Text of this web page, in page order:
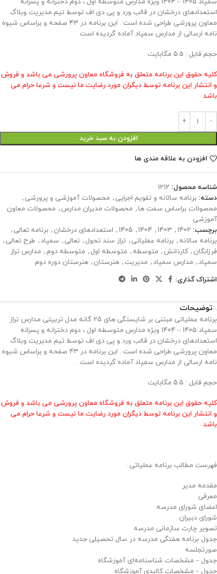
سمپاد 1405 – 1404 ویژه مدارس متوسطه اول ، دوم دخترانه و پسرانه
استعدادهای درخشان در قالب ورد و پی دی اف توسط تیم مدیریت وبلاگ
معاون پرورشی طراحی شده است . این برنامه در 43 صفحه و براساس شیوه
نامه ارسالی از مدارس سمپاد آماده گردیده است .
حجم فايل : 5.5 مگابايت
کلیه حقوق این برنامه متعلق به فروشگاه معاون پرورشی می باشد و فروش
و انتشار این برنامه توسط دیگران مورد رضایت ما نیست و شرعا حرام می
باشد .
افزودن به سبد خرید
افزودن به علاقه مندی ها
شناسه محصول: 1212
دسته: برنامه سالانه و تقویم اجرایی , محصولات آموزشی و پرورشی ,
محصولات براساس سمت ها, محصولات مدیران مدارس , محصولات معاون
آموزشی
برچسب: 1402
,
1403
,
1404
,
1405
, استعدادهای درخشان , برنامه تعالی ,
برنامه سالانه , برنامه عملیاتی , تراز سند تحول , تعالی , سمپاد , طرح تعالی ,
فرزانگان , کاردانش , متوسطه , متوسطه اول , متوسطه دوم, مدارس تراز
سمپاد , مدارس سمپاد , مدیریت , هنرستان , هنرستان دوره دوم
اشتراک گذاری:
توضیحات
برنامه عملیاتی مبتنی بر شایستگی های 25 گانه مدل تربیتی مدارس تراز
سمپاد 1405 – 1404 ویژه مدارس متوسطه اول ، دوم دخترانه و پسرانه
استعدادهای درخشان در قالب ورد و پی دی اف توسط تیم مدیریت وبلاگ
معاون پرورشی طراحی شده است . این برنامه در 43 صفحه و براساس شیوه
نامه ارسالی از مدارس سمپاد آماده گردیده است .
حجم فايل : 5.5 مگابايت
کلیه حقوق این برنامه متعلق به فروشگاه معاون پرورشی می باشد و فروش
و انتشار این برنامه توسط دیگران مورد رضایت ما نیست و شرعا حرام می
باشد .
فهرست مطالب برنامه عملیاتی :
مقدمه مدیر
معرفی
اعضای شورای مدرسه
شورای دبیران
تصویر چارت سازمانی مدرسه
جدول برنامه هفتگی مدرسه در سال تحصیلی جدید
صورتجلسه
جدول – مشخصات شناسنامه‌ای آموزشگاه
جدول – مشخصات کالبدی آموزشگاه